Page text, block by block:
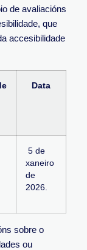
de avaliacións
que
accesibilidade
Data
5 de
xaneiro
de
2026.
sobre o
ou